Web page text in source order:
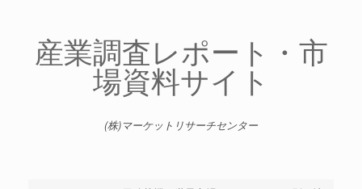
産業調査レポート・市
場資料サイト
(株)マーケットリサーチセンター